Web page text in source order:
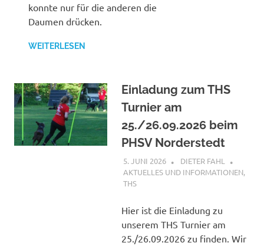
konnte nur für die anderen die
Daumen drücken.
WEITERLESEN
Einladung zum THS
Turnier am
25./26.09.2026 beim
PHSV Norderstedt
5. JUNI 2026
DIETER FAHL
AKTUELLES UND INFORMATIONEN,
THS
Hier ist die Einladung zu
unserem THS Turnier am
25./26.09.2026 zu finden. Wir